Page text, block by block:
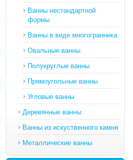
Ванны нестандартной
формы
Ванны в виде многогранника
Овальные ванны
Полукруглые ванны
Прямоугольные ванны
Угловые ванны
Деревянные ванны
Ванны из искуственного камня
Металлические ванны